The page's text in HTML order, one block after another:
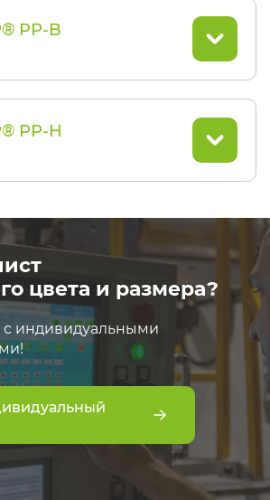
PP-B
PP-H
цвета и размера?
с индивидуальными